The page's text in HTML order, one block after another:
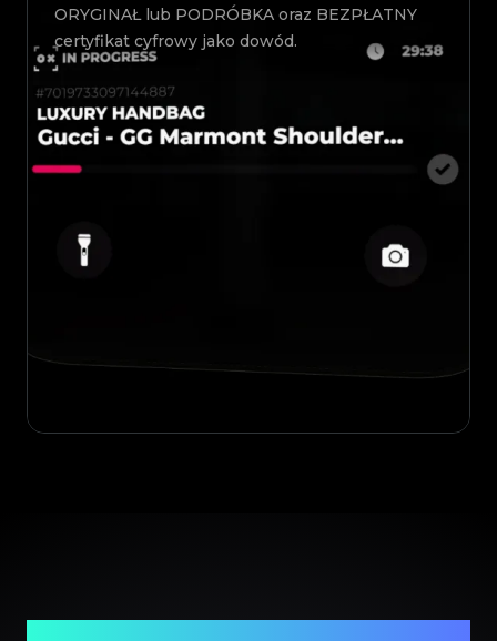
ORYGINAŁ lub PODRÓBKA oraz BEZPŁATNY
certyfikat cyfrowy jako dowód.